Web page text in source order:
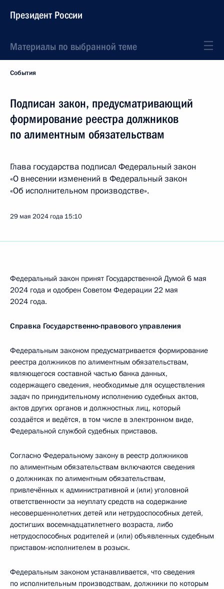
Президент России
Материалы по выбранной теме
События
Подписан закон, предусматривающий
формирование реестра должников
по алиментным обязательствам
Глава государства подписал Федеральный закон
«О внесении изменений в Федеральный закон
«Об исполнительном производстве».
29 мая 2024 года 15:10
Федеральный закон принят Государственной Думой 6 мая
2024 года и одобрен Советом Федерации 22 мая
2024 года.
Справка Государственно-правового управления
Федеральным законом предусматривается формирование
реестра должников по алиментным обязательствам,
являющегося составной частью банка данных,
содержащего сведения, необходимые для осуществления
задач по принудительному исполнению судебных актов,
актов других органов и должностных лиц, который
создаётся и ведётся, в том числе в электронном виде,
Федеральной службой судебных приставов.
Согласно Федеральному закону в реестр должников
по алиментным обязательствам включаются сведения
о должниках по алиментным обязательствам,
привлечённых к административной и (или) уголовной
ответственности за неуплату средств на содержание
несовершеннолетних детей или нетрудоспособных детей,
достигших восемнадцатилетнего возраста, либо
нетрудоспособных родителей и (или) объявленных судебным
приставом-исполнителем в розыск.
Федеральным законом устанавливается, что сведения
по исполнительным производствам, должники по которым